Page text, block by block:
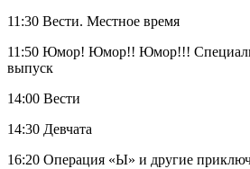
11:30 Вести. Местное время
11:50 Юмор! Юмор!! Юмор!!!
выпуск
14:00 Вести
14:30 Девчата
16:20 Операция «Ы» и другие